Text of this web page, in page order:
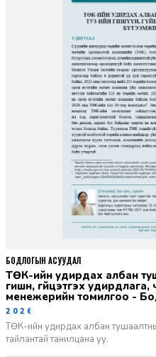
ТӨК-ийн удирдах албан тушаалтны томилгоо: ТУЗ-ийн
гишүүн, гүйцэтгэх
менежерийн томилгоо -
2026-06-02
ТӨК-ийн удирдах албан
тайлантай танилцана уу.
БОДЛОГЫН АСУУДАЛ